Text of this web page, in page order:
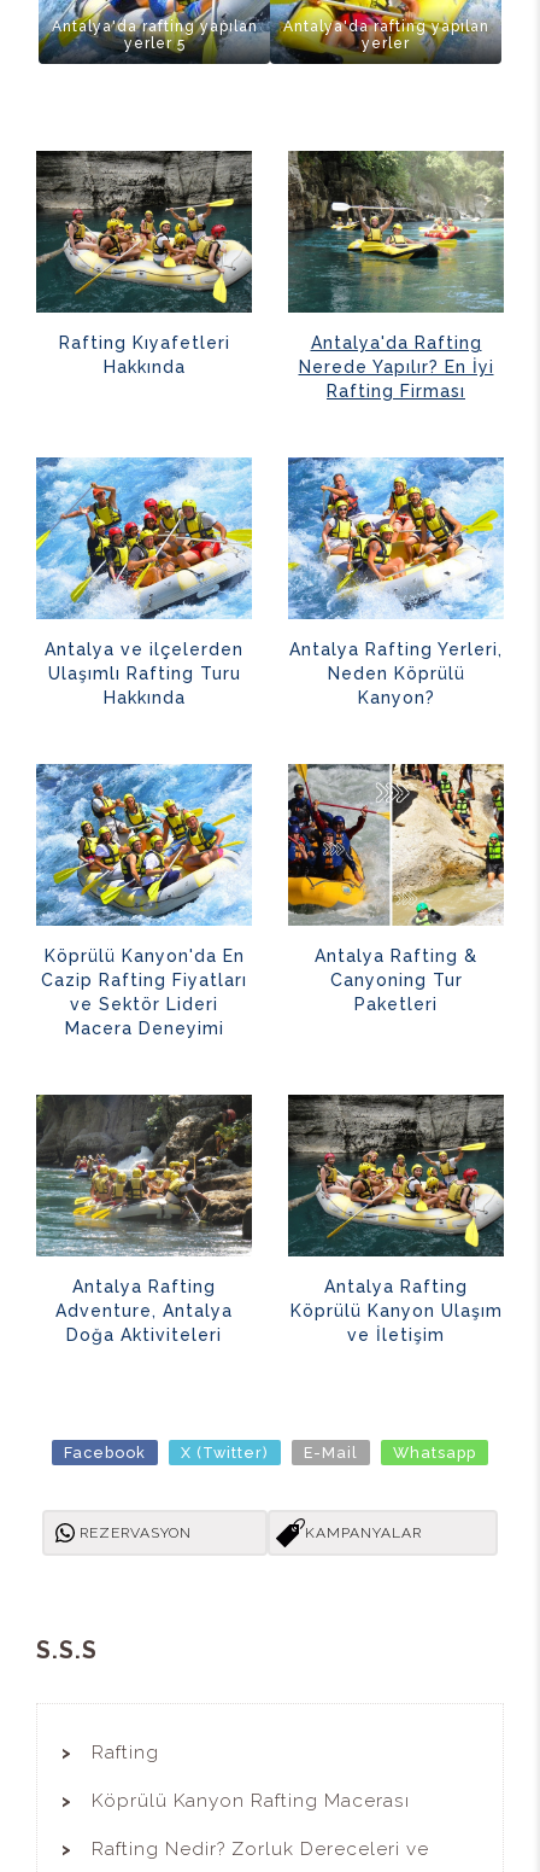
Antalya'da rafting yapılan
yerler 5
Antalya'da rafting yapılan
yerler
Rafting Kıyafetleri
Hakkında
Antalya'da Rafting
Nerede Yapılır? En İyi
Rafting Firması
Antalya ve ilçelerden
Ulaşımlı Rafting Turu
Hakkında
Antalya Rafting Yerleri,
Neden Köprülü
Kanyon?
Köprülü Kanyon'da En
Cazip Rafting Fiyatları
ve Sektör Lideri
Macera Deneyimi
Antalya Rafting &
Canyoning Tur
Paketleri
Antalya Rafting
Adventure, Antalya
Doğa Aktiviteleri
Antalya Rafting
Köprülü Kanyon Ulaşım
ve İletişim
Facebook X (Twitter) E-Mail Whatsapp
REZERVASYON KAMPANYALAR
S.S.S
Rafting
Köprülü Kanyon Rafting Macerası
Rafting Nedir? Zorluk Dereceleri ve